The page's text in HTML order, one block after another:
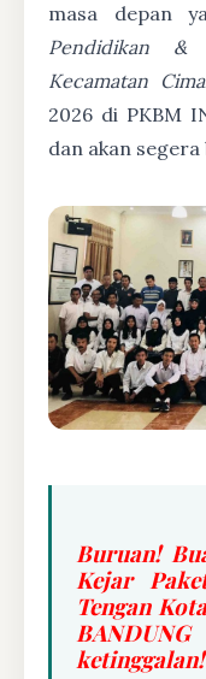
masa depan
Pendidikan &
Kecamatan
2026 di PKBM
dan akan
Buruan!
Kejar
Tengan
ketinggalan!